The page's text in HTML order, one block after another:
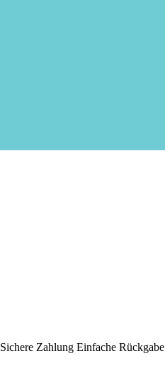
Sichere Zahlung Einfache Rückgabe